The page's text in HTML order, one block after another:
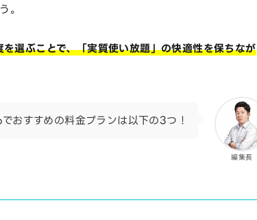
。
選ぶことで、「実質使い放題」の快適性を保ちなが
編集長
おすすめの料金プランは以下の3つ！